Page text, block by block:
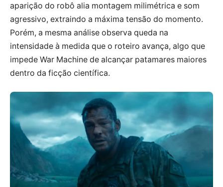
aparição do robô alia montagem milimétrica e som
agressivo, extraindo a máxima tensão do momento.
Porém, a mesma análise observa queda na
intensidade à medida que o roteiro avança, algo que
impede War Machine de alcançar patamares maiores
dentro da ficção científica.